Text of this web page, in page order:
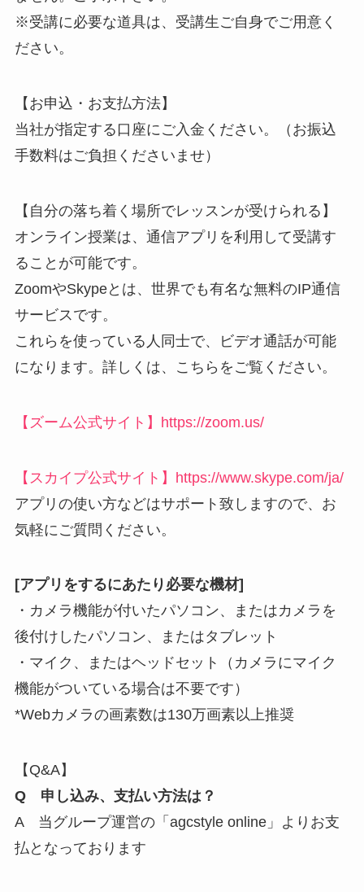
※受講に必要な道具は、受講生ご自身でご用意く
ださい。
【お申込・お支払方法】
当社が指定する口座にご入金ください。（お振込
手数料はご負担くださいませ）
【自分の落ち着く場所でレッスンが受けられる】
オンライン授業は、通信アプリを利用して受講す
ることが可能です。
ZoomやSkypeとは、世界でも有名な無料のIP通信
サービスです。
これらを使っている人同士で、ビデオ通話が可能
になります。詳しくは、こちらをご覧ください。
【ズーム公式サイト】https://zoom.us/
【スカイプ公式サイト】https://www.skype.com/ja/
アプリの使い方などはサポート致しますので、お
気軽にご質問ください。
[アプリをするにあたり必要な機材]
・カメラ機能が付いたパソコン、またはカメラを
後付けしたパソコン、またはタブレット
・マイク、またはヘッドセット（カメラにマイク
機能がついている場合は不要です）
*Webカメラの画素数は130万画素以上推奨
【Q&A】
Q 申し込み、支払い方法は？
A 当グループ運営の「agcstyle online」よりお支
払となっております